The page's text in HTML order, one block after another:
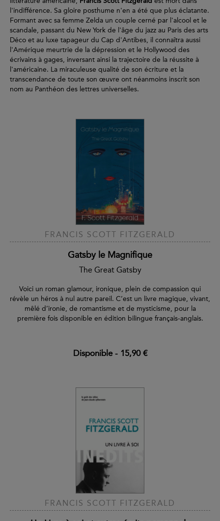
l'indifférence. Sa gloire posthume n'en a été que plus éclatante.
Formant avec sa femme Zelda un couple cerné par l'alcool et le
scandale, passant du New York de l'âge du jazz au Paris des arts
Déco et au luxe tapageur du Cap d'Antibes, il connaîtra aussi
l'Amérique meurtrie de la dépression et le Hollywood des
écrivains à gages, inversant ainsi la trajectoire de la réussite à
l'américaine. La miraculeuse qualité de son écriture et la
transcendance de toute son œuvre ont néanmoins inscrit son
nom au Panthéon des lettres universelles.
FRANCIS SCOTT FITZGERALD
Gatsby le Magnifique
The Great Gatsby
Voici un roman glamour, ironique, plein de compassion qui
révèle un héros à nul autre pareil. C’est un livre magique, vivant,
mêlé d’ironie, de romantisme et de mysticisme, pour la
première fois disponible en édition bilingue français-anglais.
Disponible- 15,90 €
FRANCIS SCOTT FITZGERALD